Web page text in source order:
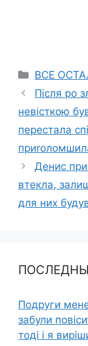
Categories
ВСЕ
Після ро
невісткою
перестала
Денис
втекла,
для них
Подруги
забули
тоді і я